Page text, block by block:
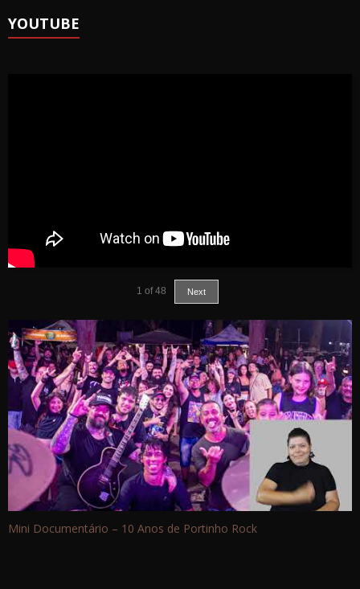
YOUTUBE
1 of 48 Next
Mini Documentário – 10 Anos de Portinho Rock